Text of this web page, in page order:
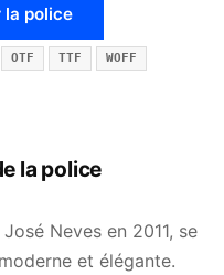
la police
OTF TTF WOFF
la police
Neves en 2011, se
et élégante.